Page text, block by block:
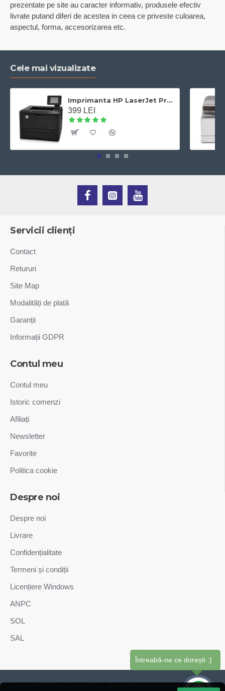
prezentate pe site au caracter informativ, produsele efectiv
livrate putand diferi de acestea in ceea ce priveste culoarea,
aspectul, forma, accesorizarea etc.
Cele mai vizualizate
Imprimanta HP LaserJet Pro 400 M401dn laser alb-negru, A4,Duplex, Retea, 33 ppm
399 LEI
Servicii clienți
Contact
Retururi
Site Map
Modalități de plată
Garanții
Informații GDPR
Contul meu
Contul meu
Istoric comenzi
Afiliați
Newsletter
Favorite
Politica cookie
Despre noi
Despre noi
Livrare
Confidențialitate
Termeni și condiții
Licențiere Windows
ANPC
SOL
SAL
Copyright © GiaSistem SRL. Toate drepturile sunt rezervate.
Întreabă-ne ce dorești :)